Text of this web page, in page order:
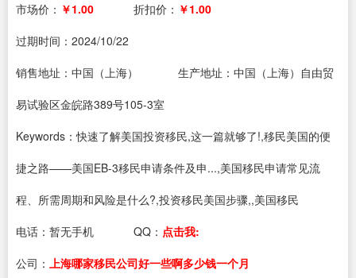
市场价： ￥1.00 折扣价： ￥1.00
过期时间： 2024/10/22
销售地址：中国（上海）
生产地址：中国（上海）自由贸
易试验区金皖路389号105-3室
Keywords：快速了解美国投资移民,这一篇就够了!,移民美国的便
捷之路——美国EB-3移民申请条件及申...,美国移民申请常见流
程、所需周期和风险是什么?,投资移民美国步骤,,美国移民
电话： 暂无手机 QQ： 点击我:
公司： 上海哪家移民公司好一些啊多少钱一个月